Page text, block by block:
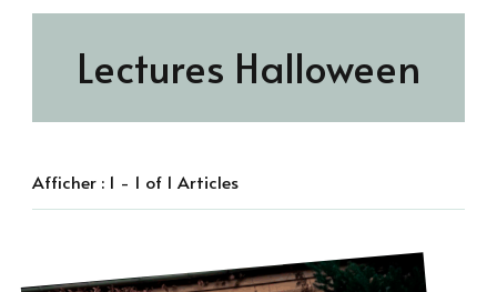
Lectures Halloween
Afficher : 1 - 1 of 1 Articles